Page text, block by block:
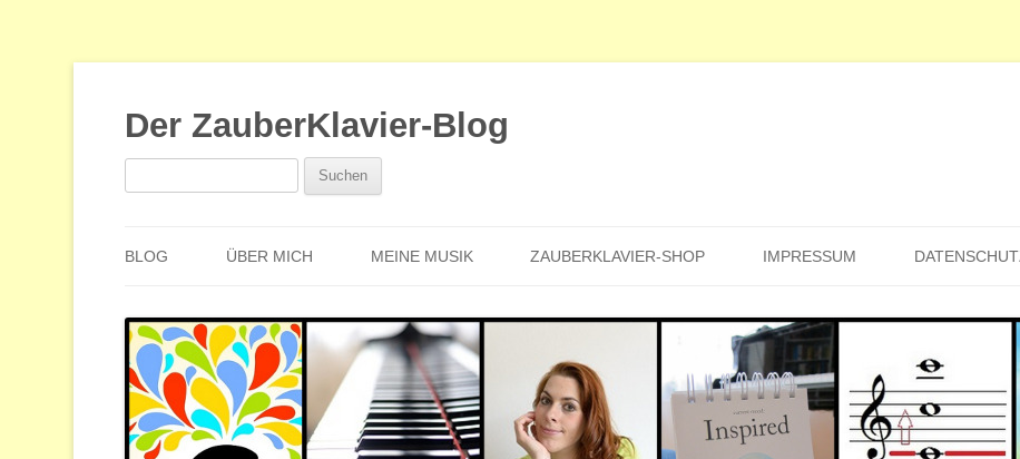
Der ZauberKlavier-Blog
Suchen
nach:
Inhalt
BLOG ÜBER MICH MEINE MUSIK ZAUBERKLAVIER-SHOP IMPRESSUM